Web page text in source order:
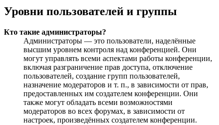
Уровни пользователей и группы
Кто такие администраторы?
Администраторы — это пользователи, наделённые
высшим уровнем контроля над конференцией. Они
могут управлять всеми аспектами работы конференции,
включая разграничение прав доступа, отключение
пользователей, создание групп пользователей,
назначение модераторов и т. п., в зависимости от прав,
предоставленных им создателем конференции. Они
также могут обладать всеми возможностями
модераторов во всех форумах, в зависимости от
настроек, произведённых создателем конференции.